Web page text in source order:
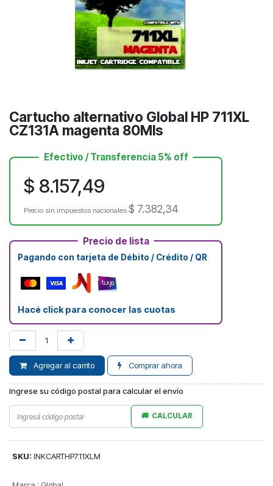
Cartucho alternativo Global HP 711XL
CZ131A magenta 80Mls
Efectivo / Transferencia 5% off
$ 8.157,49
Precio sin impuestos nacionales $ 7.382,34
Precio de lista
Pagando con tarjeta de Débito / Crédito / QR
Hacé click para conocer las cuotas
Agregar al carrito Comprar ahora
Ingrese su código postal para calcular el envío
CALCULAR
SKU: INKCARTHP711XLM